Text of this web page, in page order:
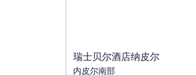
水按摩花洒、名牌洗护用品和吹风机
厘米LED 电视，带收费电视频道和DVD 播放器
瑞
士
瑞士贝尔酒店纳皮尔
内皮尔南部